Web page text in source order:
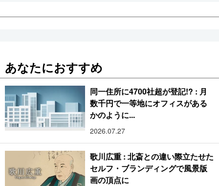
あなたにおすすめ
同一住所に4700社超が登記!? : 月
数千円で一等地にオフィスがある
かのように...
2026.07.27
歌川広重 : 北斎との違い際立たせた
セルフ・ブランディングで風景版
画の頂点に